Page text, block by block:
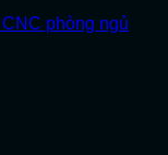
phòng ngủ